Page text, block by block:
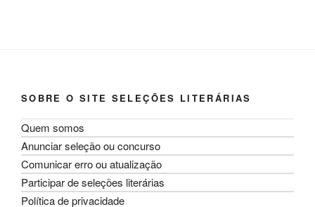
SOBRE O SITE SELEÇÕES LITERÁRIAS
Quem somos
Anunciar seleção ou concurso
Comunicar erro ou atualização
Participar de seleções literárias
Política de privacidade